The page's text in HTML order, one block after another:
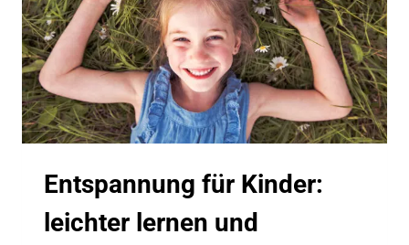
ERFAHRUNG
Entspannung für Kinder:
leichter lernen und